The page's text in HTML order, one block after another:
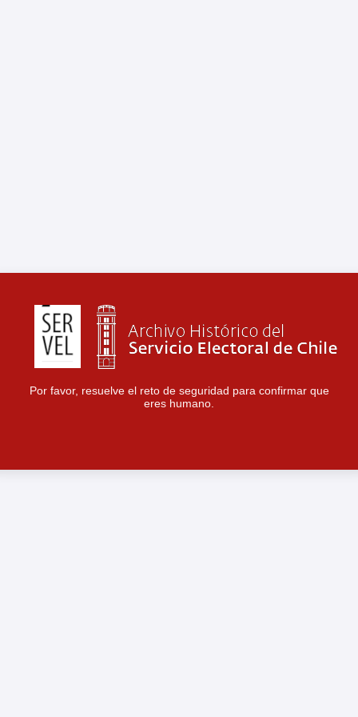
Por favor, resuelve el reto de seguridad para confirmar que
eres humano.